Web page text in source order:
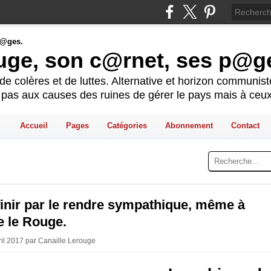
son c@rnet, ses
colères et de luttes. Alternative et horizon
aux causes des ruines de gérer le pays mais à
Accueil Pages Catégories Abonnement Contact
par le rendre sympathique, même à
le Rouge.
2017 par Canaille Lerouge